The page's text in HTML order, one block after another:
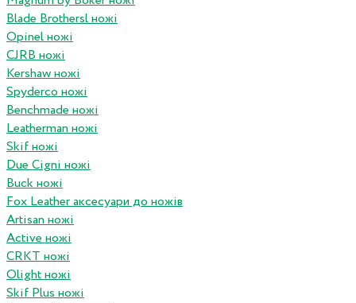
Blade Brothersl ножі
Opinel ножі
CJRB ножі
Kershaw ножі
Spyderco ножі
Benchmade ножі
Leatherman ножі
Skif ножі
Due Cigni ножі
Buck ножі
Fox Leather аксесуари до ножів
Artisan ножі
Active ножі
CRKT ножі
Olight ножі
Skif Plus ножі